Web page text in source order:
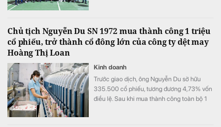
Chủ tịch Nguyễn Du SN 1972 mua thành công 1 triệu
cổ phiếu, trở thành cổ đông lớn của công ty dệt may
Hoàng Thị Loan
Kinh doanh
Trước giao dịch, ông Nguyễn Du sở hữu
335.500 cổ phiếu, tương đương 4,73% vốn
điều lệ. Sau khi mua thành công toàn bộ 1